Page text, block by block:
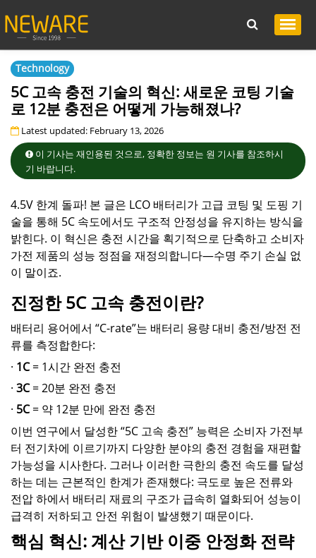
Technology
5C 고속 충전 기술의 혁신: 새로운 코팅 기술
로 12분 충전은 어떻게 가능해졌나?
Latest updated: February 13, 2026
이 기사는 재인용된 것으로, 정확한 정보는 원 기사를 참조하시
기 바랍니다.
4.5V 한계 돌파! 본 글은 LCO 배터리가 고급 코팅 및 도핑 기
술을 통해 5C 속도에서도 구조적 안정성을 유지하는 방식을
밝힌다. 이 혁신은 충전 시간을 획기적으로 단축하고 소비자
가전 제품의 성능 정점을 재정의합니다—수명 주기 손실 없
이 말이죠.
진정한 5C 고속 충전이란?
배터리 용어에서 “C-rate”는 배터리 용량 대비 충전/방전 전
류를 측정합한다:
· 1C= 1시간 완전 충전
· 3C= 20분 완전 충전
· 5C= 약 12분 만에 완전 충전
이번 연구에서 달성한 “5C 고속 충전” 능력은 소비자 가전부
터 전기차에 이르기까지 다양한 분야의 충전 경험을 재편할
가능성을 시사한다. 그러나 이러한 극한의 충전 속도를 달성
하는 데는 근본적인 한계가 존재했다: 극도로 높은 전류와
전압 하에서 배터리 재료의 구조가 급속히 열화되어 성능이
급격히 저하되고 안전 위험이 발생했기 때문이다.
핵심 혁신: 계산 기반 이중 안정화 전략